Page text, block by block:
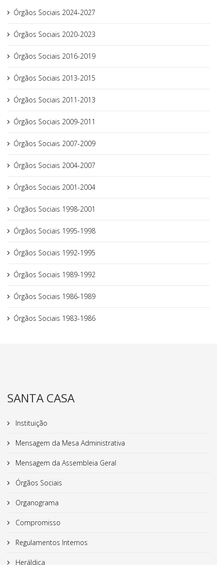
Órgãos Sociais 2024-2027
Órgãos Sociais 2020-2023
Órgãos Sociais 2016-2019
Órgãos Sociais 2013-2015
Órgãos Sociais 2011-2013
Órgãos Sociais 2009-2011
Órgãos Sociais 2007-2009
Órgãos Sociais 2004-2007
Órgãos Sociais 2001-2004
Órgãos Sociais 1998-2001
Órgãos Sociais 1995-1998
Órgãos Sociais 1992-1995
Órgãos Sociais 1989-1992
Órgãos Sociais 1986-1989
Órgãos Sociais 1983-1986
SANTA CASA
Instituição
Mensagem da Mesa Administrativa
Mensagem da Assembleia Geral
Órgãos Sociais
Organograma
Compromisso
Regulamentos Internos
Heráldica